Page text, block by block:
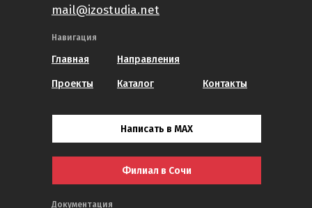
Главная
Навигация
Документация
Направления
Каталог Контакты
Проекты
mail@izostudia.net
Написать в MAX
Филиал в Сочи